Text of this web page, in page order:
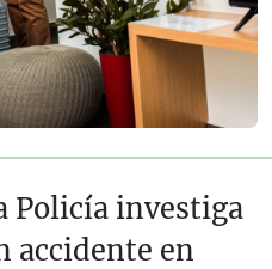
Policía investiga
accidente en